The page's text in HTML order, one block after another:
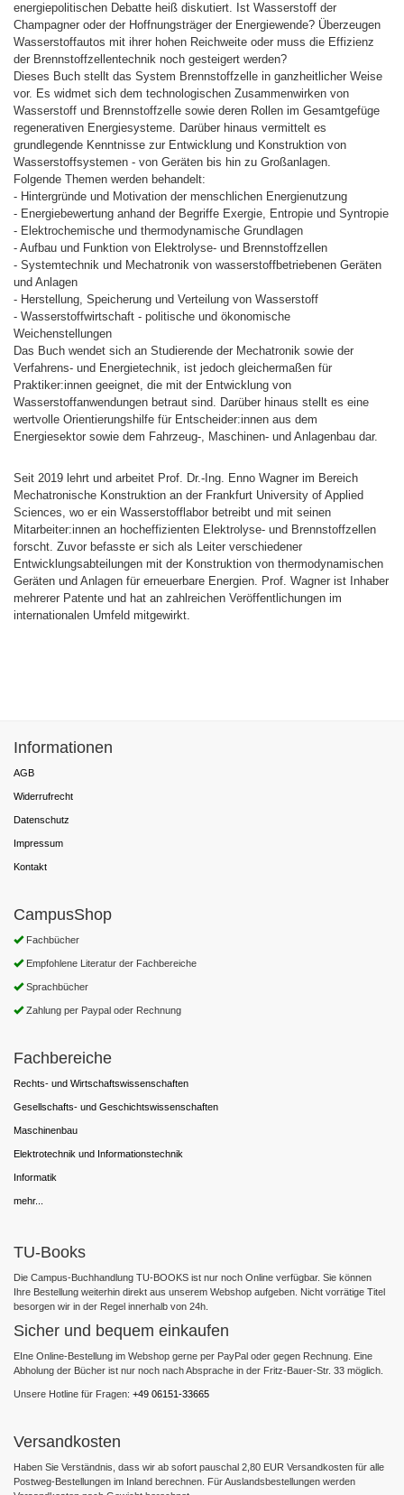
energiepolitischen Debatte heiß diskutiert. Ist Wasserstoff der
Champagner oder der Hoffnungsträger der Energiewende? Überzeugen
Wasserstoffautos mit ihrer hohen Reichweite oder muss die Effizienz
der Brennstoffzellentechnik noch gesteigert werden?
Dieses Buch stellt das System Brennstoffzelle in ganzheitlicher Weise
vor. Es widmet sich dem technologischen Zusammenwirken von
Wasserstoff und Brennstoffzelle sowie deren Rollen im Gesamtgefüge
regenerativen Energiesysteme. Darüber hinaus vermittelt es
grundlegende Kenntnisse zur Entwicklung und Konstruktion von
Wasserstoffsystemen - von Geräten bis hin zu Großanlagen.
Folgende Themen werden behandelt:
- Hintergründe und Motivation der menschlichen Energienutzung
- Energiebewertung anhand der Begriffe Exergie, Entropie und Syntropie
- Elektrochemische und thermodynamische Grundlagen
- Aufbau und Funktion von Elektrolyse- und Brennstoffzellen
- Systemtechnik und Mechatronik von wasserstoffbetriebenen Geräten
und Anlagen
- Herstellung, Speicherung und Verteilung von Wasserstoff
- Wasserstoffwirtschaft - politische und ökonomische
Weichenstellungen
Das Buch wendet sich an Studierende der Mechatronik sowie der
Verfahrens- und Energietechnik, ist jedoch gleichermaßen für
Praktiker:innen geeignet, die mit der Entwicklung von
Wasserstoffanwendungen betraut sind. Darüber hinaus stellt es eine
wertvolle Orientierungshilfe für Entscheider:innen aus dem
Energiesektor sowie dem Fahrzeug-, Maschinen- und Anlagenbau dar.
Seit 2019 lehrt und arbeitet Prof. Dr.-Ing. Enno Wagner im Bereich
Mechatronische Konstruktion an der Frankfurt University of Applied
Sciences, wo er ein Wasserstofflabor betreibt und mit seinen
Mitarbeiter:innen an hocheffizienten Elektrolyse- und Brennstoffzellen
forscht. Zuvor befasste er sich als Leiter verschiedener
Entwicklungsabteilungen mit der Konstruktion von thermodynamischen
Geräten und Anlagen für erneuerbare Energien. Prof. Wagner ist Inhaber
mehrerer Patente und hat an zahlreichen Veröffentlichungen im
internationalen Umfeld mitgewirkt.
Informationen
AGB
Widerrufrecht
Datenschutz
Impressum
Kontakt
CampusShop
Fachbücher
Empfohlene Literatur der Fachbereiche
Sprachbücher
Zahlung per Paypal oder Rechnung
Fachbereiche
Rechts- und Wirtschaftswissenschaften
Gesellschafts- und Geschichtswissenschaften
Maschinenbau
Elektrotechnik und Informationstechnik
Informatik
mehr...
TU-Books
Die Campus-Buchhandlung TU-BOOKS ist nur noch Online verfügbar. Sie können
Ihre Bestellung weiterhin direkt aus unserem Webshop aufgeben. Nicht vorrätige Titel
besorgen wir in der Regel innerhalb von 24h.
Sicher und bequem einkaufen
EIne Online-Bestellung im Webshop gerne per PayPal oder gegen Rechnung. Eine
Abholung der Bücher ist nur noch nach Absprache in der Fritz-Bauer-Str. 33 möglich.
Unsere Hotline für Fragen: +49 06151-33665
Versandkosten
Haben Sie Verständnis, dass wir ab sofort pauschal 2,80 EUR Versandkosten für alle
Postweg-Bestellungen im Inland berechnen. Für Auslandsbestellungen werden